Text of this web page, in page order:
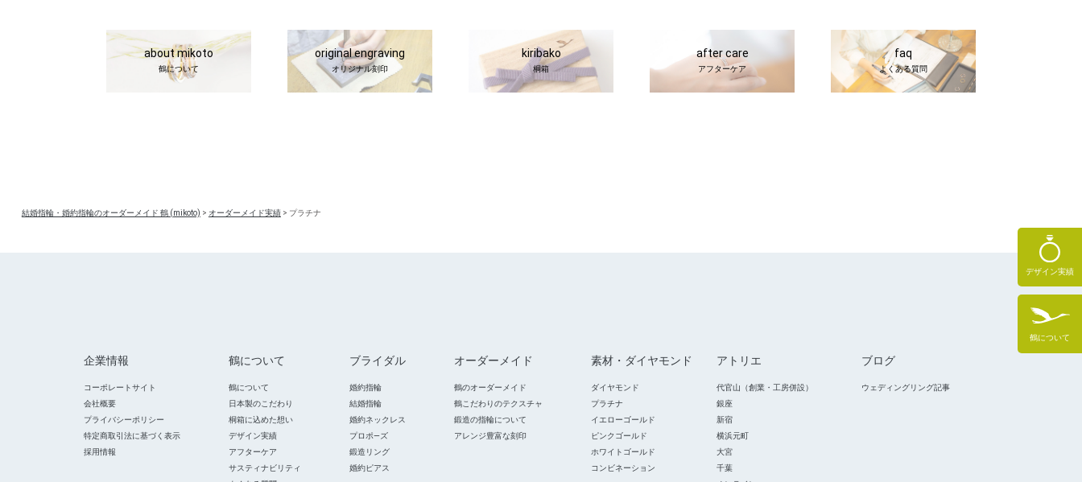
デザイン実績
鶴について
about mikoto
鶴について
original engraving
オリジナル刻印
kiribako
桐箱
after care
アフターケア
faq
よくある質問
結婚指輪・婚約指輪のオーダーメイド 鶴 (mikoto) > オーダーメイド実績> プラチナ
企業情報
コーポレートサイト
会社概要
プライバシーポリシー
特定商取引法に基づく表示
採用情報
鶴について
鶴について
日本製のこだわり
桐箱に込めた想い
デザイン実績
アフターケア
サスティナビリティ
ブライダル
婚約指輪
結婚指輪
婚約ネックレス
プロポ―ズ
鍛造リング
婚約ピアス
オーダーメイド
鶴のオーダーメイド
鶴こだわりのテクスチャ
鍛造の指輪について
アレンジ豊富な刻印
素材・ダイヤモンド
ダイヤモンド
プラチナ
イエローゴールド
ピンクゴールド
ホワイトゴールド
コンビネーション
アトリエ
代官山（創業・工房併設）
銀座
新宿
横浜元町
大宮
千葉
ブログ
ウェディングリング記事